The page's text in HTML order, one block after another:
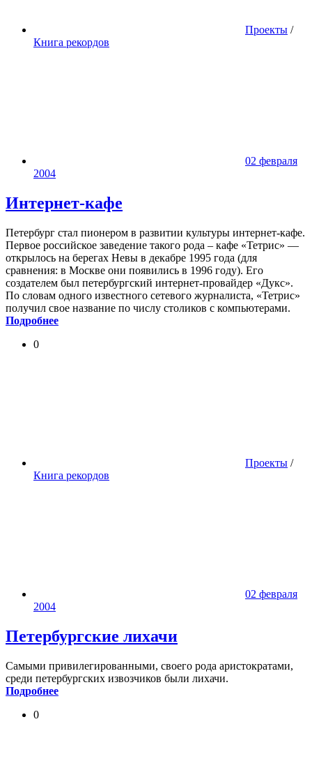
Проекты /
Книга рекордов
02 февраля
2004
Интернет-кафе
Петербург стал пионером в развитии культуры интернет-кафе.
Первое российское заведение такого рода – кафе «Тетрис» —
открылось на берегах Невы в декабре 1995 года (для
сравнения: в Москве они появились в 1996 году). Его
создателем был петербургский интернет-провайдер «Дукс».
По словам одного известного сетевого журналиста, «Тетрис»
получил свое название по числу столиков с компьютерами.
Подробнее
0
Проекты /
Книга рекордов
02 февраля
2004
Петербургские лихачи
Самыми привилегированными, своего рода аристократами,
среди петербургских извозчиков были лихачи.
Подробнее
0